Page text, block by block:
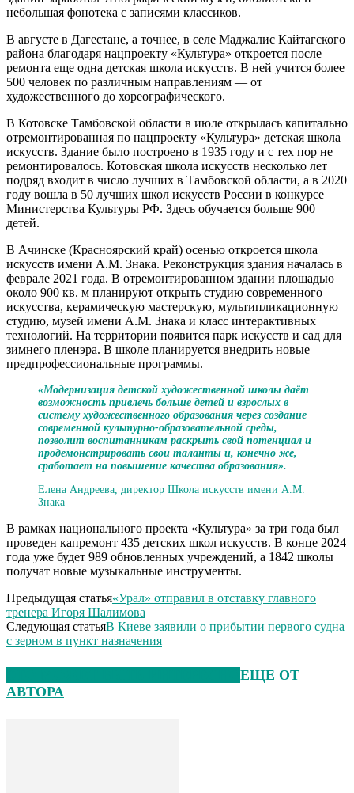
небольшая фонотека с записями классиков.
В августе в Дагестане, а точнее, в селе Маджалис Кайтагского
района благодаря нацпроекту «Культура» откроется после
ремонта еще одна детская школа искусств. В ней учится более
500 человек по различным направлениям — от
художественного до хореографического.
В Котовске Тамбовской области в июле открылась капитально
отремонтированная по нацпроекту «Культура» детская школа
искусств. Здание было построено в 1935 году и с тех пор не
ремонтировалось. Котовская школа искусств несколько лет
подряд входит в число лучших в Тамбовской области, а в 2020
году вошла в 50 лучших школ искусств России в конкурсе
Министерства Культуры РФ. Здесь обучается больше 900
детей.
В Ачинске (Красноярский край) осенью откроется школа
искусств имени А.М. Знака. Реконструкция здания началась в
феврале 2021 года. В отремонтированном здании площадью
около 900 кв. м планируют открыть студию современного
искусства, керамическую мастерскую, мультипликационную
студию, музей имени А.М. Знака и класс интерактивных
технологий. На территории появится парк искусств и сад для
зимнего пленэра. В школе планируется внедрить новые
предпрофессиональные программы.
«Модернизация детской художественной школы даёт
возможность привлечь больше детей и взрослых в
систему художественного образования через создание
современной культурно-образовательной среды,
позволит воспитанникам раскрыть свой потенциал и
продемонстрировать свои таланты и, конечно же,
сработает на повышение качества образования».
Елена Андреева, директор Школа искусств имени А.М.
Знака
В рамках национального проекта «Культура» за три года был
проведен капремонт 435 детских школ искусств. В конце 2024
года уже будет 989 обновленных учреждений, а 1842 школы
получат новые музыкальные инструменты.
Предыдущая статья«Урал» отправил в отставку главного
тренера Игоря Шалимова
Следующая статьяВ Киеве заявили о прибытии первого судна
с зерном в пункт назначения
ЕЩЕ ОТ
АВТОРА